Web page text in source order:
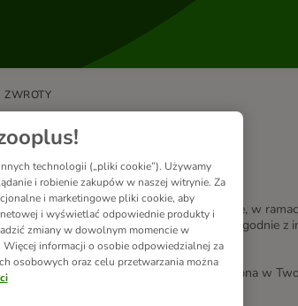
ZWROTY
niż dotychczas!
klienta"Mój zooplus". Znajdź zamówienie, w
„Chcesz zwrócić produkt?”. Postępuj zgodnie
Klienta.
„Chcesz zwrócić produkt” nie jest dostępna w
technologii („pliki cookie”). Używamy
i robienie zakupów w naszej witrynie. Za
i marketingowe pliki cookie, aby
i wyświetlać odpowiednie produkty i
zmiany w dowolnym momencie w
informacji o osobie odpowiedzialnej za
osobowych oraz celu przetwarzania można